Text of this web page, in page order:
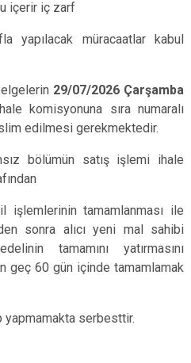
içerir iç zarf
yapılacak müracaatlar kabul
29/07/2026 Çarşamba
komisyonuna sıra numaralı
edilmesi gerekmektedir.
bölümün satış işlemi ihale
işlemlerinin tamamlanması ile
sonra alıcı yeni mal sahibi
tamamını yatırmasını
geç 60 gün içinde tamamlamak
yapmamakta serbesttir.